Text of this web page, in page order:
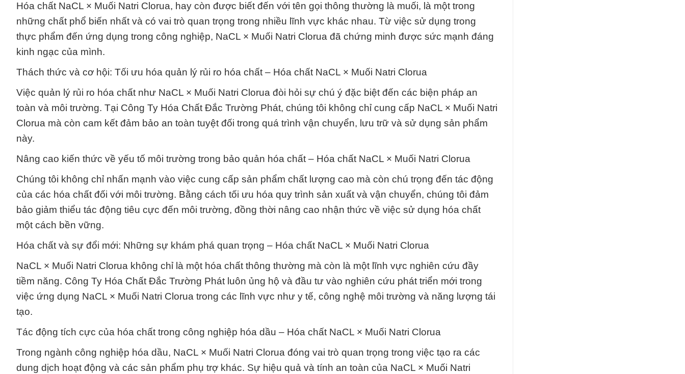
Hóa chất NaCL × Muối Natri Clorua, hay còn được biết đến với tên gọi thông thường là muối, là một trong
những chất phổ biến nhất và có vai trò quan trọng trong nhiều lĩnh vực khác nhau. Từ việc sử dụng trong
thực phẩm đến ứng dụng trong công nghiệp, NaCL × Muối Natri Clorua đã chứng minh được sức mạnh đáng
kinh ngạc của mình.
Thách thức và cơ hội: Tối ưu hóa quản lý rủi ro hóa chất – Hóa chất NaCL × Muối Natri Clorua
Việc quản lý rủi ro hóa chất như NaCL × Muối Natri Clorua đòi hỏi sự chú ý đặc biệt đến các biện pháp an
toàn và môi trường. Tại Công Ty Hóa Chất Đắc Trường Phát, chúng tôi không chỉ cung cấp NaCL × Muối Natri
Clorua mà còn cam kết đảm bảo an toàn tuyệt đối trong quá trình vận chuyển, lưu trữ và sử dụng sản phẩm
này.
Nâng cao kiến thức về yếu tố môi trường trong bảo quản hóa chất – Hóa chất NaCL × Muối Natri Clorua
Chúng tôi không chỉ nhấn mạnh vào việc cung cấp sản phẩm chất lượng cao mà còn chú trọng đến tác động
của các hóa chất đối với môi trường. Bằng cách tối ưu hóa quy trình sản xuất và vận chuyển, chúng tôi đảm
bảo giảm thiểu tác động tiêu cực đến môi trường, đồng thời nâng cao nhận thức về việc sử dụng hóa chất
một cách bền vững.
Hóa chất và sự đổi mới: Những sự khám phá quan trọng – Hóa chất NaCL × Muối Natri Clorua
NaCL × Muối Natri Clorua không chỉ là một hóa chất thông thường mà còn là một lĩnh vực nghiên cứu đầy
tiềm năng. Công Ty Hóa Chất Đắc Trường Phát luôn ủng hộ và đầu tư vào nghiên cứu phát triển mới trong
việc ứng dụng NaCL × Muối Natri Clorua trong các lĩnh vực như y tế, công nghệ môi trường và năng lượng tái
tạo.
Tác động tích cực của hóa chất trong công nghiệp hóa dầu – Hóa chất NaCL × Muối Natri Clorua
Trong ngành công nghiệp hóa dầu, NaCL × Muối Natri Clorua đóng vai trò quan trọng trong việc tạo ra các
dung dịch hoạt động và các sản phẩm phụ trợ khác. Sự hiệu quả và tính an toàn của NaCL × Muối Natri